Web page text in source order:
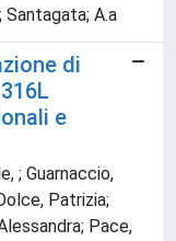
Santagata; A.a
di
e
; Guarnaccio,
Patrizia;
Pace,